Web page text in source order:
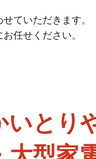
ていただきます。
任せください。
いとり